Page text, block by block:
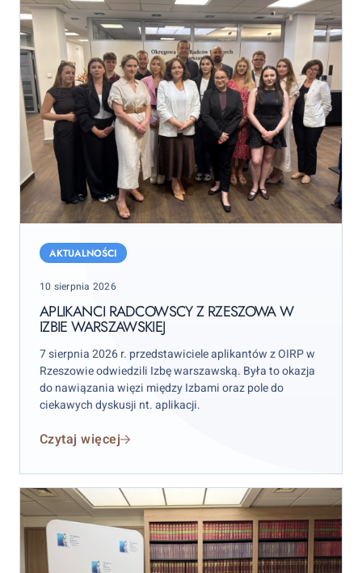
radcowscy
Rzeszowa
Izbie
warszawskiej
AKTUALNOŚCI
Posted
10 sierpnia 2026
APLIKANCI RADCOWSCY Z RZESZOWA W
IZBIE WARSZAWSKIEJ
7 sierpnia 2026 r. przedstawiciele aplikantów z OIRP w
Rzeszowie odwiedzili Izbę warszawską. Była to okazja
do nawiązania więzi między Izbami oraz pole do
ciekawych dyskusji nt. aplikacji.
Czytaj więcej